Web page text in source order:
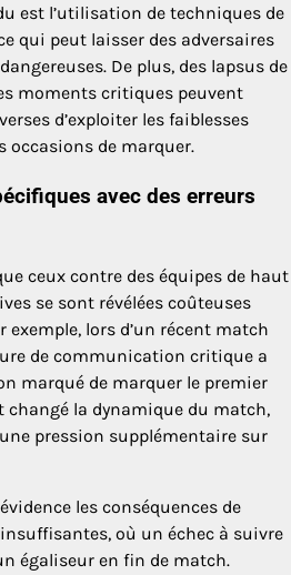
est l’utilisation de techniques de
qui peut laisser des adversaires
De plus, des lapsus de
moments critiques peuvent
d’exploiter les faiblesses
occasions de marquer.
avec des erreurs
ceux contre des équipes de haut
se sont révélées coûteuses
exemple, lors d’un récent match
de communication critique a
marqué de marquer le premier
changé la dynamique du match,
pression supplémentaire sur
les conséquences de
où un échec à suivre
égaliseur en fin de match.